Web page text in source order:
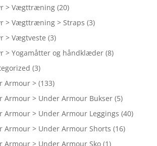
> Vægttræning (20)
> Vægttræning > Straps (3)
> Vægtveste (3)
> Yogamåtter og håndklæder (8)
(3)
Armour > (133)
Armour > Under Armour Bukser (5)
Armour > Under Armour Leggings (40)
Armour > Under Armour Shorts (16)
Armour > Under Armour Sko (1)